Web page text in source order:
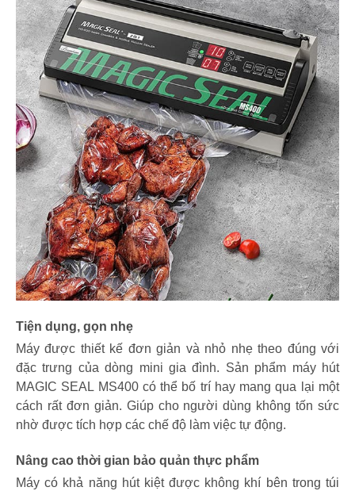
Tiện dụng, gọn nhẹ
Máy được thiết kế đơn giản và nhỏ nhẹ theo đúng với
đặc trưng của dòng mini gia đình. Sản phẩm máy hút
MAGIC SEAL MS400 có thể bố trí hay mang qua lại một
cách rất đơn giản. Giúp cho người dùng không tốn sức
nhờ được tích hợp các chế độ làm việc tự động.
Nâng cao thời gian bảo quản thực phẩm
Máy có khả năng hút kiệt được không khí bên trong túi